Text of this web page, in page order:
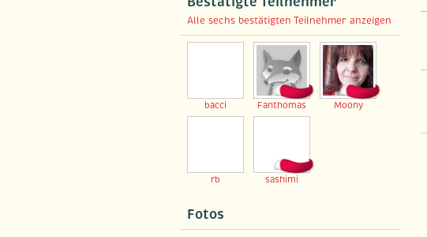
Alle sechs bestätigten Teilnehmer anzeigen
bacci Fanthomas Moony
rb sashimi
Fotos